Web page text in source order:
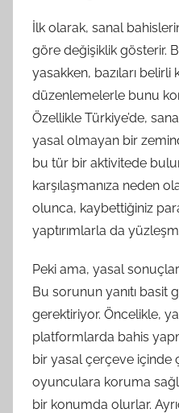
İlk olarak, sanal
göre değişiklik gösterir.
yasakken, bazıları belirli
düzenlemelerle bunu
Özellikle Türkiye’de,
yasal olmayan bir
bu tür bir aktivitede
karşılaşmanıza neden
olunca, kaybettiğiniz
yaptırımlarla da
Peki ama, yasal
Bu sorunun yanıtı basit
gerektiriyor. Öncelikle,
platformlarda bahis
bir yasal çerçeve içinde
oyunculara koruma
bir konumda olurlar.